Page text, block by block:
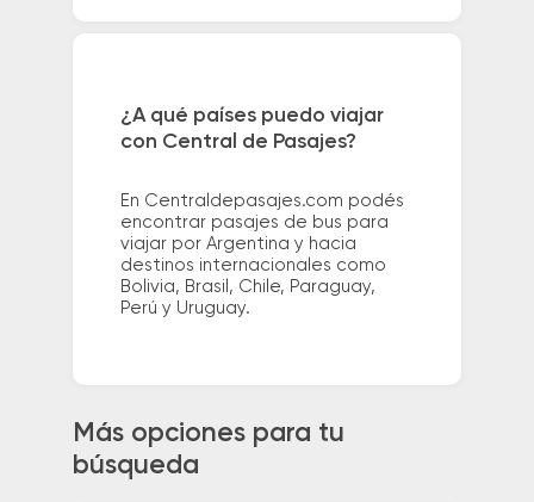
¿A qué países puedo viajar
con Central de Pasajes?
En Centraldepasajes.com podés
encontrar pasajes de bus para
viajar por Argentina y hacia
destinos internacionales como
Bolivia, Brasil, Chile, Paraguay,
Perú y Uruguay.
Más opciones para tu
búsqueda